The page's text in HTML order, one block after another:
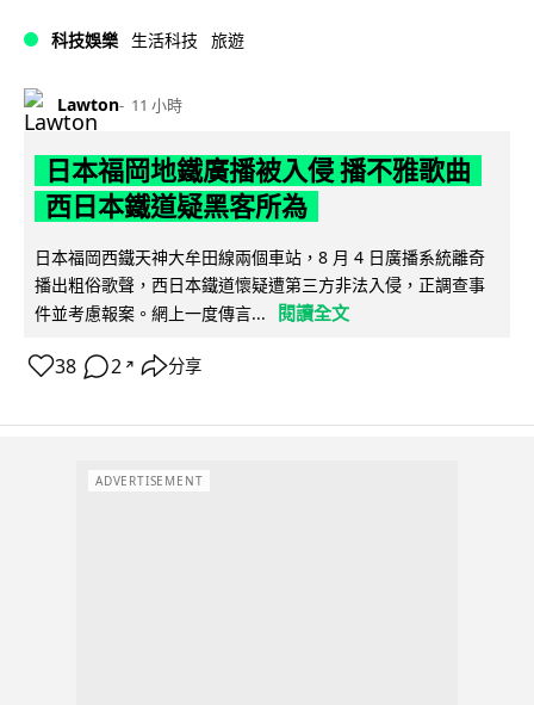
科技娛樂 生活科技 旅遊
Lawton 11 小時
日本福岡地鐵廣播被入侵 播不雅歌曲
西日本鐵道疑黑客所為
日本福岡西鐵天神大牟田線兩個車站，8 月 4 日廣播系統離奇
播出粗俗歌聲，西日本鐵道懷疑遭第三方非法入侵，正調查事
件並考慮報案。網上一度傳言...
閱讀全文
38 2 ↗ 分享
ADVERTISEMENT